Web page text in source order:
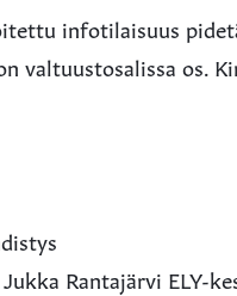
infotilaisuus
valtuustosalissa os.
Rantajärvi ELY-